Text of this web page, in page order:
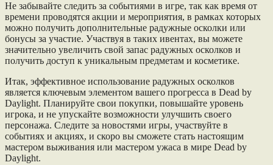
Не забывайте следить за событиями в игре, так как время от
времени проводятся акции и мероприятия, в рамках которых
можно получить дополнительные радужные осколки или
бонусы за участие. Участвуя в таких ивентах, вы можете
значительно увеличить свой запас радужных осколков и
получить доступ к уникальным предметам и косметике.
Итак, эффективное использование радужных осколков
является ключевым элементом вашего прогресса в Dead by
Daylight. Планируйте свои покупки, повышайте уровень
игрока, и не упускайте возможности улучшить своего
персонажа. Следите за новостями игры, участвуйте в
событиях и акциях, и скоро вы сможете стать настоящим
мастером выживания или мастером ужаса в мире Dead by
Daylight.